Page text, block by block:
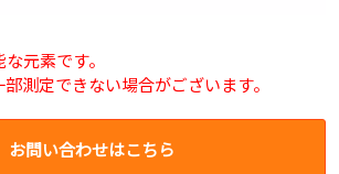
元素です。
測定できない場合がございます。
お問い合わせはこちら